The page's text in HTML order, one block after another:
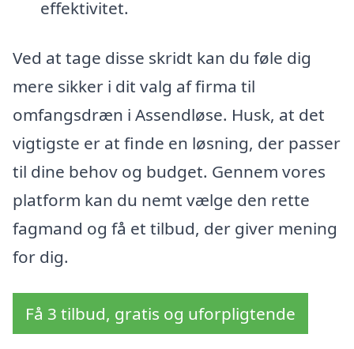
effektivitet.
Ved at tage disse skridt kan du føle dig
mere sikker i dit valg af firma til
omfangsdræn i Assendløse. Husk, at det
vigtigste er at finde en løsning, der passer
til dine behov og budget. Gennem vores
platform kan du nemt vælge den rette
fagmand og få et tilbud, der giver mening
for dig.
Få 3 tilbud, gratis og uforpligtende